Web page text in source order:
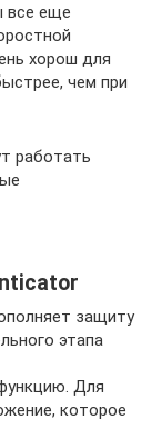
все еще
хорош для
чем при
работать
защиту
этапа
Для
которое